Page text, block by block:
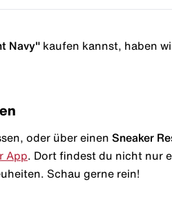
Navy" kaufen kannst, haben
oder über einen Sneaker
App . Dort findest du nicht nur
Schau gerne rein!